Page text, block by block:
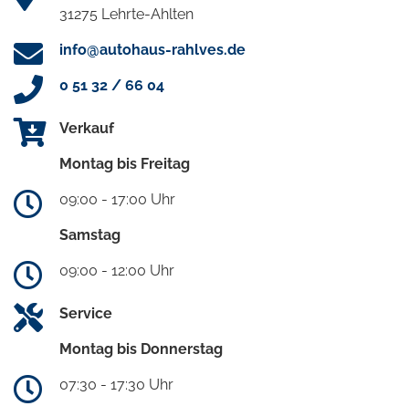
31275 Lehrte-Ahlten
info@autohaus-rahlves.de
0 51 32 / 66 04
Verkauf
Montag bis Freitag
09:00 - 17:00 Uhr
Samstag
09:00 - 12:00 Uhr
Service
Montag bis Donnerstag
07:30 - 17:30 Uhr